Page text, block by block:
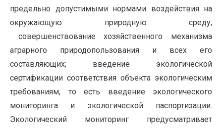
предельно допустимыми нормами воздействия на
окружающую природную среду;
совершенствование хозяйственного механизма
аграрного природопользования и всех его
составляющих; введение экологической
сертификации соответствия объекта экологическим
требованиям, то есть введение экологического
мониторинга и экологической паспортизации.
Экологический мониторинг предусматривает